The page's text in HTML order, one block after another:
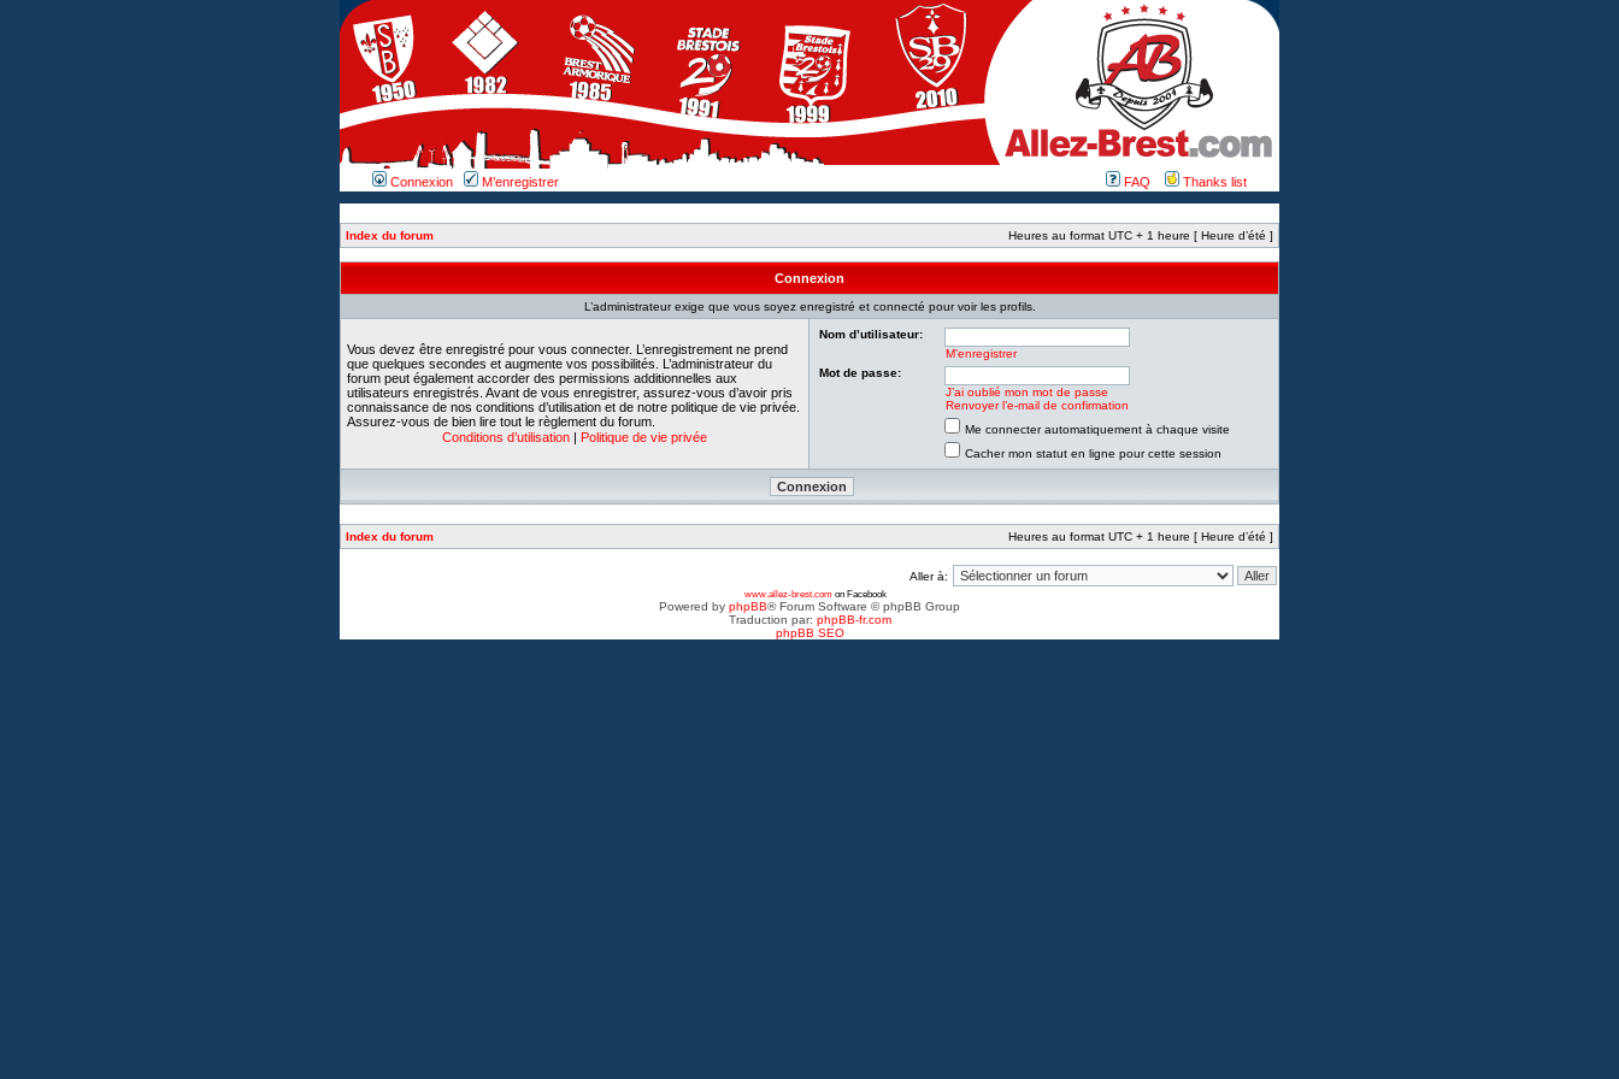
Connexion M’enregistrer FAQ Thanks list
Index du forum Heures au format UTC + 1 heure [ Heure d’été ]
Connexion
L’administrateur exige que vous soyez enregistré et connecté pour voir les profils.
Vous devez être enregistré pour vous connecter. L’enregistrement ne prend
que quelques secondes et augmente vos possibilités. L’administrateur du
forum peut également accorder des permissions additionnelles aux
utilisateurs enregistrés. Avant de vous enregistrer, assurez-vous d’avoir pris
connaissance de nos conditions d’utilisation et de notre politique de vie privée.
Assurez-vous de bien lire tout le règlement du forum.
Conditions d’utilisation | Politique de vie privée
Nom d’utilisateur:
M’enregistrer
Mot de passe:
J’ai oublié mon mot de passe
Renvoyer l’e-mail de confirmation
Me connecter automatiquement à chaque visite
Cacher mon statut en ligne pour cette session
Index du forum Heures au format UTC + 1 heure [ Heure d’été ]
Aller à:
www.allez-brest.com on Facebook
Powered by phpBB® Forum Software © phpBB Group
Traduction par: phpBB-fr.com
phpBB SEO